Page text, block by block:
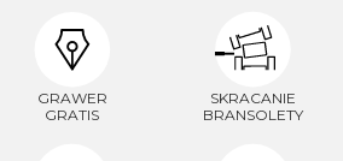
GRAWER
GRATIS
SKRACANIE
BRANSOLETY